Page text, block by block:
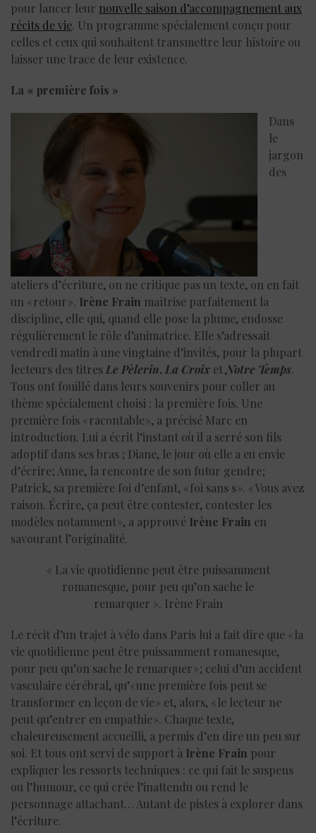
pour lancer leur nouvelle saison d’accompagnement aux
récits de vie. Un programme spécialement conçu pour
celles et ceux qui souhaitent transmettre leur histoire ou
laisser une trace de leur existence.
La « première fois »
Dans
le
jargon
des
ateliers d’écriture, on ne critique pas un texte, on en fait
un « retour ». Irène Frain maîtrise parfaitement la
discipline, elle qui, quand elle pose la plume, endosse
régulièrement le rôle d’animatrice. Elle s’adressait
vendredi matin à une vingtaine d’invités, pour la plupart
lecteurs des titresLe Pèlerin, La Croix etNotre Temps.
Tous ont fouillé dans leurs souvenirs pour coller au
thème spécialement choisi : la première fois. Une
première fois « racontable », a précisé Marc en
introduction. Lui a écrit l’instant où il a serré son fils
adoptif dans ses bras ; Diane, le jour où elle a eu envie
d’écrire ; Anne, la rencontre de son futur gendre ;
Patrick, sa première foi d’enfant, « foi sans s ». « Vous avez
raison. Écrire, ça peut être contester, contester les
modèles notamment », a approuvé Irène Frain en
savourant l’originalité.
« La vie quotidienne peut être puissamment
romanesque, pour peu qu’on sache le
remarquer ». Irène Frain
Le récit d’un trajet à vélo dans Paris lui a fait dire que « la
vie quotidienne peut être puissamment romanesque,
pour peu qu’on sache le remarquer » ; celui d’un accident
vasculaire cérébral, qu’« une première fois peut se
transformer en leçon de vie » et, alors, « le lecteur ne
peut qu’entrer en empathie ». Chaque texte,
chaleureusement accueilli, a permis d’en dire un peu sur
soi. Et tous ont servi de support à Irène Frain pour
expliquer les ressorts techniques : ce qui fait le suspens
ou l’humour, ce qui crée l’inattendu ou rend le
personnage attachant… Autant de pistes à explorer dans
l’écriture.